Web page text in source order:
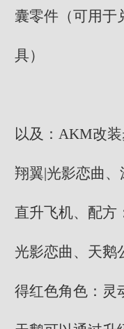
囊零件（可用于
具）
以及：AKM改
翔翼|光影恋曲
直升飞机、配方
光影恋曲、天鹅
得红色角色：灵